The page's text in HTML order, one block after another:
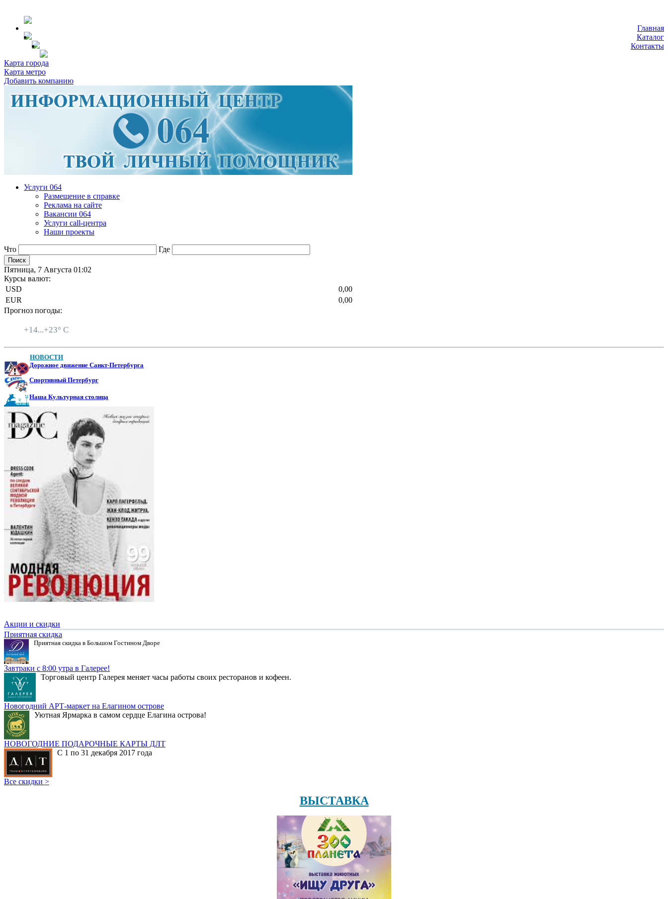
Главная
Каталог
Контакты
Карта города
Карта метро
Добавить компанию
Услуги 064
Размещение в справке
Реклама на сайте
Вакансии 064
Услуги call-центра
Наши проекты
Что Где
Пятница, 7 Августа 01:02
Курсы валют:
USD
0,00
EUR
0,00
Прогноз погоды:
+14...+23° C
НОВОСТИ
Дорожное движение Санкт-Петербурга
Спортивный Петербург
Наша Культурная столица
Акции и скидки
Приятная скидка
Приятная скидка в Большом Гостином Дворе
Завтраки с 8:00 утра в Галерее!
Торговый центр Галерея меняет часы работы своих ресторанов и кофеен.
Новогодний АРТ-маркет на Елагином острове
Уютная Ярмарка в самом сердце Елагина острова!
НОВОГОДНИЕ ПОДАРОЧНЫЕ КАРТЫ ДЛТ
С 1 по 31 декабря 2017 года
Все скидки >
ВЫСТАВКА